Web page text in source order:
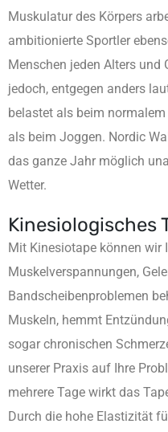
Muskulatur des Körpers
ambitionierte Sportler
Menschen jeden Alters und
jedoch, entgegen anders
belastet als beim
als beim Joggen. Nordic
das ganze Jahr möglich
Wetter.
Kinesiologisches
Mit Kinesiotape können wir
Muskelverspannungen,
Bandscheibenproblemen
Muskeln, hemmt
sogar chronischen
unserer Praxis auf Ihre
mehrere Tage wirkt das
Durch die hohe Elastizität